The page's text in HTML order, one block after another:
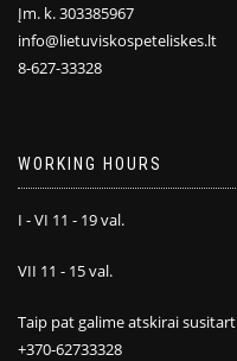
Įm. k. 303385967
info@lietuviskospeteliskes.lt
8-627-33328
WORKING HOURS
I - VI 11 - 19 val.
VII 11 - 15 val.
Taip pat galime atskirai
+370-62733328